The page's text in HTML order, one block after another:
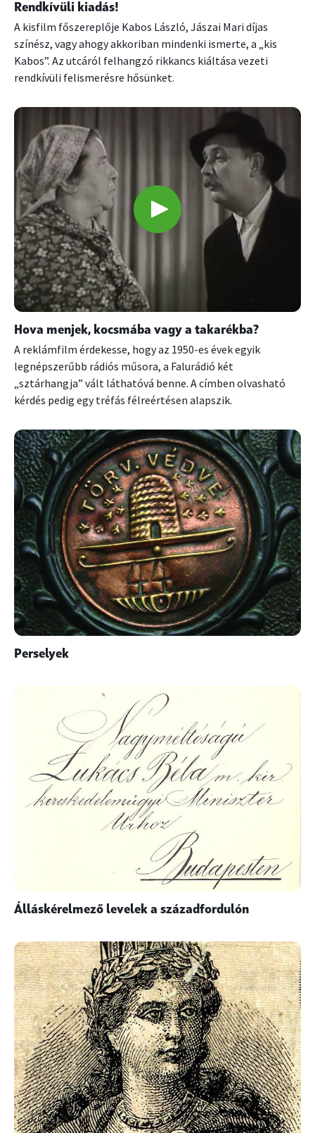
Rendkívüli kiadás!
A kisfilm főszereplője Kabos László, Jászai Mari díjas
színész, vagy ahogy akkoriban mindenki ismerte, a „kis
Kabos”. Az utcáról felhangzó rikkancs kiáltása vezeti
rendkívüli felismerésre hősünket.
Hova menjek, kocsmába vagy a takarékba?
A reklámfilm érdekesse, hogy az 1950-es évek egyik
legnépszerűbb rádiós műsora, a Falurádió két
„sztárhangja” vált láthatóvá benne. A címben olvasható
kérdés pedig egy tréfás félreértésen alapszik.
Perselyek
Álláskérelmező levelek a századfordulón